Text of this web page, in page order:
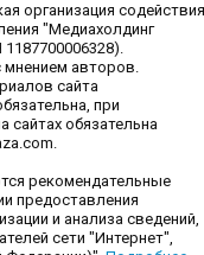
организация содействия
"Медиахолдинг
мнением авторов.
сайта
при
сайтах обязательна
рекомендательные
предоставления
и анализа сведений,
сети "Интернет",